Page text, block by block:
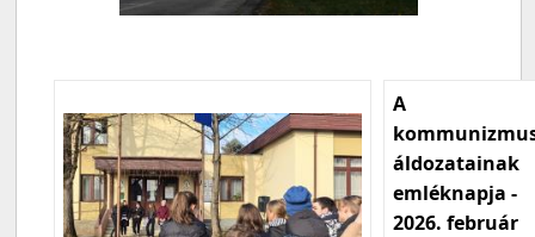
A
áldozatainak
emléknapja -
2026. február